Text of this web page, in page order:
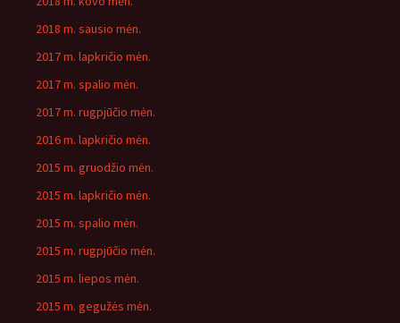
2018 m. sausio mėn.
2017 m. lapkričio mėn.
2017 m. spalio mėn.
2017 m. rugpjūčio mėn.
2016 m. lapkričio mėn.
2015 m. gruodžio mėn.
2015 m. lapkričio mėn.
2015 m. spalio mėn.
2015 m. rugpjūčio mėn.
2015 m. liepos mėn.
2015 m. gegužės mėn.